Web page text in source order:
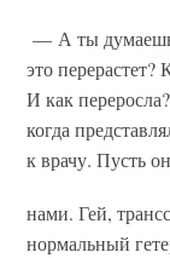
— А ты думаешь
это
И как
когда
к врачу. Пусть
нами. Гей,
нормальный